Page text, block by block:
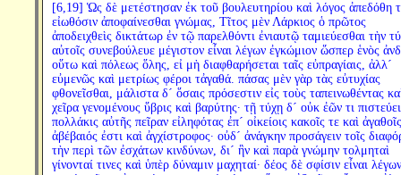
[6,19] Ὡς δὲ μετέστησαν ἐκ τοῦ βουλευτηρίου καὶ λόγος ἀπεδόθη
εἰωθόσιν ἀποφαίνεσθαι γνώμας, Τῖτος μὲν Λάρκιος ὁ πρῶτος
ἀποδειχθεὶς δικτάτωρ ἐν τῷ παρελθόντι ἐνιαυτῷ ταμιεύεσθαι τὴν
αὐτοῖς συνεβούλευε μέγιστον εἶναι λέγων ἐγκώμιον ὥσπερ ἑνὸς
οὕτω καὶ πόλεως ὅλης, εἰ μὴ διαφθαρήσεται ταῖς εὐπραγίαις, ἀλλ´
εὐμενῶς καὶ μετρίως φέροι τἀγαθά. πάσας μὲν γὰρ τὰς εὐτυχίας
φθονεῖσθαι, μάλιστα δ´ ὅσαις πρόσεστιν εἰς τοὺς ταπεινωθέντας
χεῖρα γενομένους ὕβρις καὶ βαρύτης· τῇ τύχῃ δ´ οὐκ ἐῶν τι
πολλάκις αὐτῆς πεῖραν εἰληφότας ἐπ´ οἰκείοις κακοῖς τε καὶ
ἀβέβαιός ἐστι καὶ ἀγχίστροφος· οὐδ´ ἀνάγκην προσάγειν τοῖς
τὴν περὶ τῶν ἐσχάτων κινδύνων, δι´ ἣν καὶ παρὰ γνώμην τολμηταὶ
γίνονταί τινες καὶ ὑπὲρ δύναμιν μαχηταί· δέος δὲ σφίσιν εἶναι